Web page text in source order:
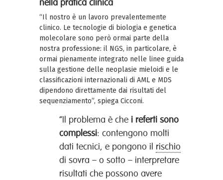
nella pratica clinica
“Il nostro è un lavoro prevalentemente
clinico. Le tecnologie di biologia e genetica
molecolare sono però ormai parte della
nostra professione: il NGS, in particolare, è
ormai pienamente integrato nelle linee guida
sulla gestione delle neoplasie mieloidi e le
classificazioni internazionali di AML e MDS
dipendono direttamente dai risultati del
sequenziamento”, spiega Cicconi.
“Il problema è che i referti sono
complessi: contengono molti
dati tecnici, e pongono il rischio
di sovra – o sotto – interpretare
risultati che possono avere